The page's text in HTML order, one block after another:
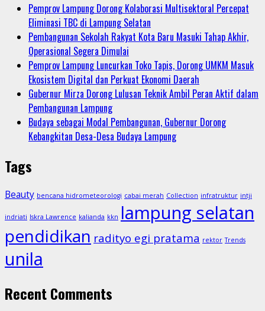
Pemprov Lampung Dorong Kolaborasi Multisektoral Percepat
Eliminasi TBC di Lampung Selatan
Pembangunan Sekolah Rakyat Kota Baru Masuki Tahap Akhir,
Operasional Segera Dimulai
Pemprov Lampung Luncurkan Toko Tapis, Dorong UMKM Masuk
Ekosistem Digital dan Perkuat Ekonomi Daerah
Gubernur Mirza Dorong Lulusan Teknik Ambil Peran Aktif dalam
Pembangunan Lampung
Budaya sebagai Modal Pembangunan, Gubernur Dorong
Kebangkitan Desa-Desa Budaya Lampung
Tags
Beauty bencana hidrometeorologi cabai merah Collection infratruktur intji
indriati Iskra Lawrence kalianda kkn lampung selatan
pendidikan radityo egi pratama rektor Trends
unila
Recent Comments